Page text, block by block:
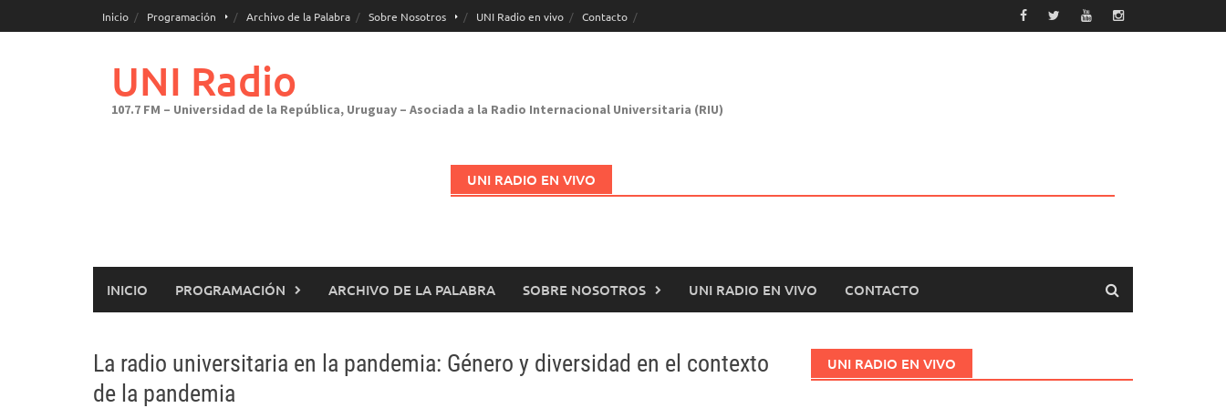
al
Inicio Programación Archivo de la Palabra Sobre Nosotros UNI Radio en vivo Contacto
UNI Radio
107.7 FM – Universidad de la República, Uruguay – Asociada a la Radio Internacional Universitaria (RIU)
UNI RADIO EN VIVO
INICIO PROGRAMACIÓN ARCHIVO DE LA PALABRA SOBRE NOSOTROS UNI RADIO EN VIVO CONTACTO
La radio universitaria en la pandemia: Género y diversidad en el contexto
de la pandemia
UNI RADIO EN VIVO